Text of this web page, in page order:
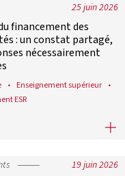
25 juin 2026
financement des
: un constat partagé,
nécessairement
Enseignement supérieur
ESR
du financement des
19 juin 2026